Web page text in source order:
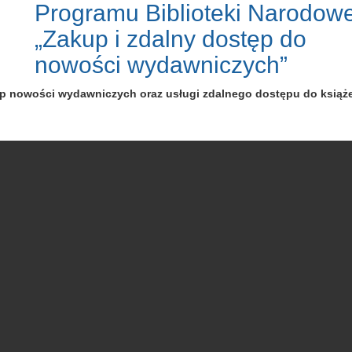
Programu Biblioteki
„Zakup i zdalny dostęp do
nowości wydawniczych”
wydawniczych oraz usługi zdalnego dostępu do